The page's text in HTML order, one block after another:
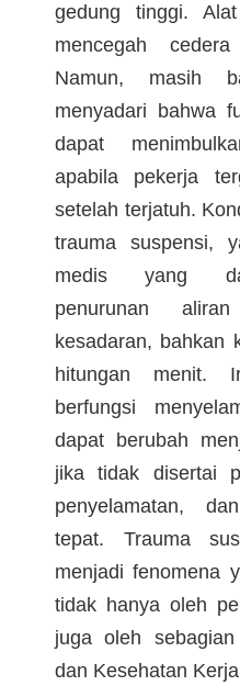
gedung tinggi.
mencegah
Namun, masih
menyadari bahwa
dapat
apabila pekerja
setelah terjatuh.
trauma suspensi,
medis yang
penurunan
kesadaran, bahkan
hitungan menit.
berfungsi
dapat berubah
jika tidak disertai
penyelamatan,
tepat. Trauma
menjadi fenomena
tidak hanya oleh
juga oleh
dan Kesehatan